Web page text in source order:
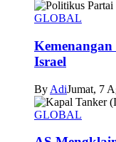
GLOBAL
Israel
By AdiJumat, 7
GLOBAL